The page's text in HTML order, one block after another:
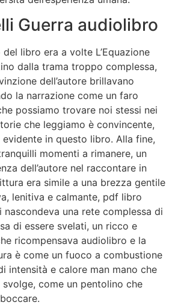
Guerra audiolibro
libro era a volte L’Equazione
dalla trama troppo complessa,
dell’autore brillavano
la narrazione come un faro
possiamo trovare noi stessi nei
che leggiamo è convincente,
in questo libro. Alla fine,
momenti a rimanere, un
dell’autore nel raccontare in
era simile a una brezza gentile
lenitiva e calmante, pdf libro
una rete complessa di
di essere svelati, un ricco e
ricompensava audiolibro e la
è come un fuoco a combustione
intensità e calore man mano che
come un pentolino che